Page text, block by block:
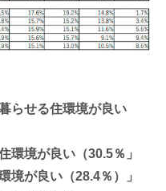
らせる住環境が良い
環境が良い（30.5％」
境が良い（28.4％）」